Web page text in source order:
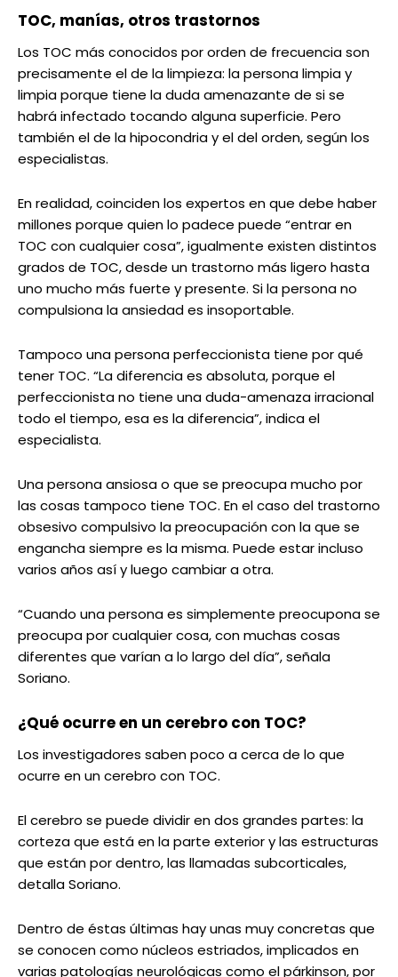
TOC, manías, otros trastornos
Los TOC más conocidos por orden de frecuencia son
precisamente el de la limpieza: la persona limpia y
limpia porque tiene la duda amenazante de si se
habrá infectado tocando alguna superficie. Pero
también el de la hipocondria y el del orden, según los
especialistas.
En realidad, coinciden los expertos en que debe haber
millones porque quien lo padece puede “entrar en
TOC con cualquier cosa”, igualmente existen distintos
grados de TOC, desde un trastorno más ligero hasta
uno mucho más fuerte y presente. Si la persona no
compulsiona la ansiedad es insoportable.
Tampoco una persona perfeccionista tiene por qué
tener TOC. “La diferencia es absoluta, porque el
perfeccionista no tiene una duda-amenaza irracional
todo el tiempo, esa es la diferencia”, indica el
especialista.
Una persona ansiosa o que se preocupa mucho por
las cosas tampoco tiene TOC. En el caso del trastorno
obsesivo compulsivo la preocupación con la que se
engancha siempre es la misma. Puede estar incluso
varios años así y luego cambiar a otra.
“Cuando una persona es simplemente preocupona se
preocupa por cualquier cosa, con muchas cosas
diferentes que varían a lo largo del día”, señala
Soriano.
¿Qué ocurre en un cerebro con TOC?
Los investigadores saben poco a cerca de lo que
ocurre en un cerebro con TOC.
El cerebro se puede dividir en dos grandes partes: la
corteza que está en la parte exterior y las estructuras
que están por dentro, las llamadas subcorticales,
detalla Soriano.
Dentro de éstas últimas hay unas muy concretas que
se conocen como núcleos estriados, implicados en
varias patologías neurológicas como el párkinson, por